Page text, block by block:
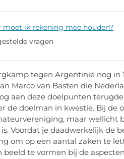
moet ik rekening mee houden?
vragen
tegen Argentinië nog in
Marco van Basten die
aan deze doelpunten
de doelman in kwestie. Bij de
maar wellicht
Voordat je daadwerkelijk de
om op een aantal zaken te
te vormen bij de